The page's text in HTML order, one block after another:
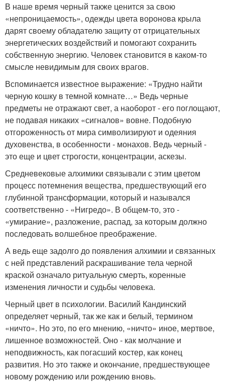
В наше время черный также ценится за свою
«непроницаемость», одежды цвета воронова крыла
дарят своему обладателю защиту от отрицательных
энергетических воздействий и помогают сохранить
собственную энергию. Человек становится в каком-то
смысле невидимым для своих врагов.
Вспоминается известное выражение: «Трудно найти
черную кошку в темной комнате…» Ведь черные
предметы не отражают свет, а наоборот - его поглощают,
не подавая никаких «сигналов» вовне. Подобную
отгороженность от мира символизируют и одеяния
духовенства, в особенности - монахов. Ведь черный -
это еще и цвет строгости, концентрации, аскезы.
Средневековые алхимики связывали с этим цветом
процесс потемнения вещества, предшествующий его
глубинной трансформации, который и назывался
соответственно - «Нигредо». В общем-то, это -
«умирание», разложение, распад, за которым должно
последовать волшебное преображение.
А ведь еще задолго до появления алхимии и связанных
с ней представлений раскрашивание тела черной
краской означало ритуальную смерть, коренные
изменения личности и судьбы человека.
Черный цвет в психологии. Василий Кандинский
определяет черный, так же как и белый, термином
«ничто». Но это, по его мнению, «ничто» иное, мертвое,
лишенное возможностей. Оно - как молчание и
неподвижность, как погасший костер, как конец
развития. Но это также и окончание, предшествующее
новому рождению или рождению вновь.